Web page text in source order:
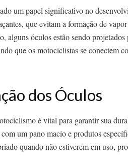
um papel significativo no
que evitam a formação de
alguns óculos estão sendo
que os motociclistas se conectem
dos Óculos
é vital para garantir sua
um pano macio e produtos
quando não estiverem em uso,